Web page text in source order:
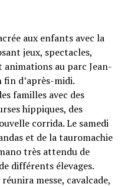
aux enfants avec la
jeux, spectacles,
au parc Jean-
fin d’après-midi.
familles avec des
hippiques, des
corrida. Le samedi
et de la tauromachie
très attendu de
différents élevages.
messe, cavalcade,